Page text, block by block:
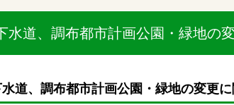
水道、調布都市計画公園・緑地の
道、調布都市計画公園・緑地の変更